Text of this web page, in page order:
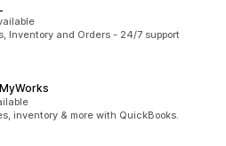
Inventory and Orders - 24/7 support
inventory & more with QuickBooks.